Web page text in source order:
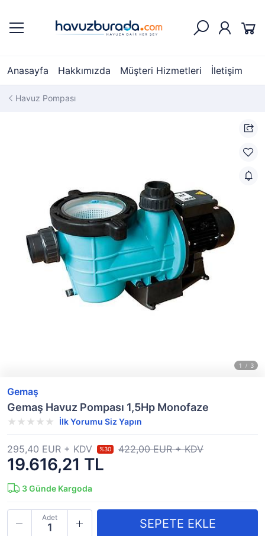
Anasayfa Hakkımızda Müşteri Hizmetleri İletişim
Havuz Pompası
Gemaş
Gemaş Havuz Pompası 1,5Hp Monofaze
İlk Yorumu Siz Yapın
19.616,21 TL
295,40 EUR + KDV %30 422,00 EUR + KDV
3Günde Kargoda
Adet